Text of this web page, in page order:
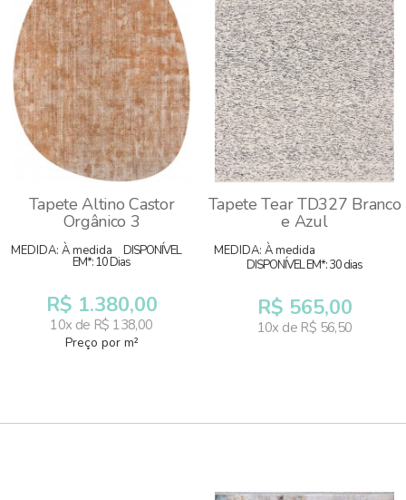
Tapete Altino Castor
Orgânico 3
MEDIDA: À medida DISPONÍVEL
EM*: 10 Dias
R$ 1.380,00
10x de R$ 138,00
Preço por m²
Tapete Tear TD327 Branco
e Azul
MEDIDA: À medida
DISPONÍVEL EM*: 30 dias
R$ 565,00
10x de R$ 56,50